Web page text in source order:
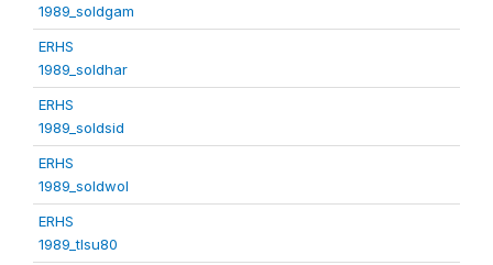
1989_soldgam
ERHS
1989_soldhar
ERHS
1989_soldsid
ERHS
1989_soldwol
ERHS
1989_tlsu80